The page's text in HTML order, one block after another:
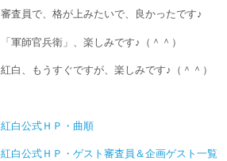
審査員で、格が上みたいで、良かったです♪
「軍師官兵衛」、楽しみです♪（＾＾）
紅白、もうすぐですが、楽しみです♪（＾＾）
紅白公式ＨＰ・曲順
紅白公式ＨＰ・ゲスト審査員＆企画ゲスト一覧